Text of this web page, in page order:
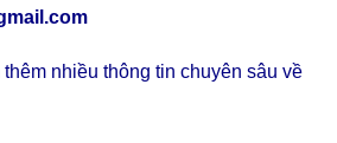
nhiều thông tin chuyên sâu về